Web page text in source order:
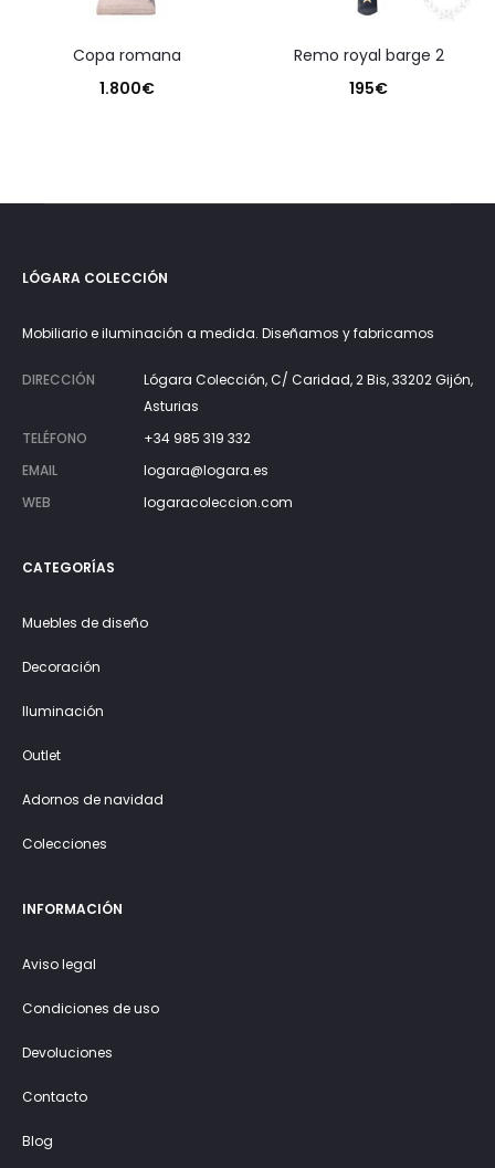
copa romana
1.800€
remo royal barge 2
195€
LÓGARA COLECCIÓN
Mobiliario e iluminación a medida. Diseñamos y fabricamos
DIRECCIÓN
Lógara Colección, C/ Caridad, 2 Bis, 33202 Gijón,
Asturias
TELÉFONO
+34 985 319 332
EMAIL
logara@logara.es
WEB
logaracoleccion.com
CATEGORÍAS
Muebles de diseño
Decoración
Iluminación
Outlet
Adornos de navidad
Colecciones
INFORMACIÓN
Aviso legal
Condiciones de uso
Devoluciones
Contacto
Blog